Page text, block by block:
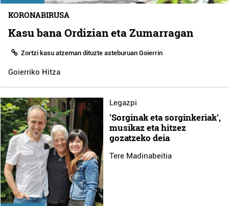
KORONABIRUSA
Kasu bana Ordizian eta Zumarragan
Zortzi kasu atzeman dituzte asteburuan Goierrin
Goierriko Hitza
Legazpi
'Sorginak eta sorginkeriak',
musikaz eta hitzez
gozatzeko deia
Tere Madinabeitia